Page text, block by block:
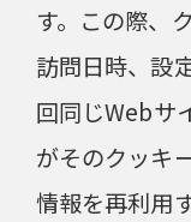
す。この際、
訪問日時、設
回同じWebサ
がそのクッキ
情報を再利用